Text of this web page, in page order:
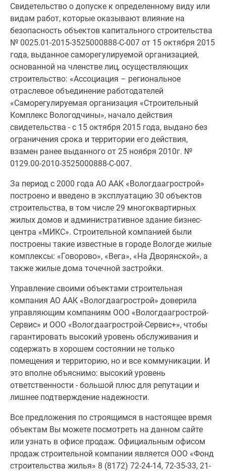
Свидетельство о допуске к определенному виду или
видам работ, которые оказывают влияние на
безопасность объектов капитального строительства
№ 0025.01-2015-3525000888-С-007 от 15 октября 2015
года, выданное саморегулируемой организацией,
основанной на членстве лиц, осуществляющих
строительство: «Ассоциация – региональное
отраслевое объединение работодателей
«Саморегулируемая организация «Строительный
Комплекс Вологодчины», начало действия
свидетельства - с 15 октября 2015 года, выдано без
ограничения срока и территории его действия,
взамен ранее выданного от 25 ноября 2010г. №
0129.00-2010-3525000888-С-007.
За период с 2000 года АО ААК «Вологдаагрострой»
построено и введено в эксплуатацию 30 объектов
строительства, в том числе 29 многоквартирных
жилых домов и административное здание бизнес-
центра «МИКС». Строительной компанией были
построены такие известные в городе Вологде жилые
комплексы: «Говорово», «Вега», «На Дворянской», а
также жилые дома точечной застройки.
Управление своими объектами строительная
компания АО ААК «Вологдаагрострой» доверила
управляющим компаниям ООО «Вологдаагрострой-
Сервис» и ООО «Вологдаагрострой-Сервис+», чтобы
гарантировать высокий уровень обслуживания и
содержать в хорошем состоянии не только
помещения и территорию, но и все коммуникации. И
это вполне объяснимо: высокий уровень
ответственности - большой плюс для репутации и
лишнее подтверждение надежности.
Все предложения по строящимся в настоящее время
объектам Вы можете посмотреть на данном сайте
или узнать в офисе продаж. Официальным офисом
продаж строительной компании является ООО «Фонд
строительства жилья» 8 (8172) 72-24-14, 72-35-33, 21-